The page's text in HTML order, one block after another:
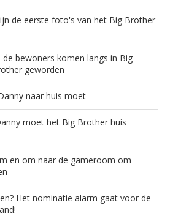
de eerste foto's van het Big Brother
de bewoners komen langs in Big
geworden
naar huis moet
moet het Big Brother huis
en om naar de gameroom om
Het nominatie alarm gaat voor de